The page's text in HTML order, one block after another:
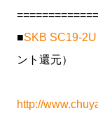
■SKB SC19-
ント還元）
http://